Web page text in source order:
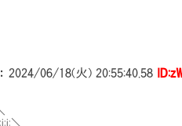
： 2024/06/18(火) 20:55:40.58
＼